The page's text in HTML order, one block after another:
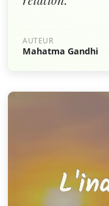
AUTEUR
Mahatma Gandhi